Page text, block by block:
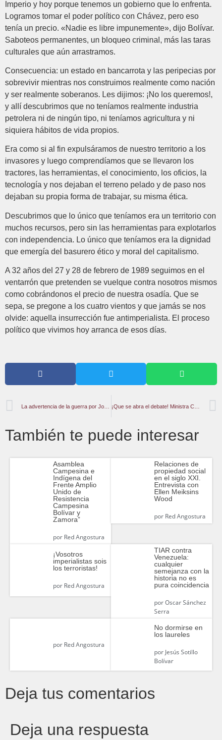
Imperio y hoy porque tenemos un gobierno que lo enfrenta.
Logramos tomar el poder político con Chávez, pero eso
tenía un precio. «Nadie es libre impunemente», dijo Bolívar.
Saboteos permanentes, un bloqueo criminal, más las taras
culturales que aún arrastramos.
Consecuencia: un estado en bancarrota y las peripecias por
sobrevivir mientras nos construimos realmente como nación
y ser realmente soberanos. Les dijimos: ¡No los queremos!,
y allí descubrimos que no teníamos realmente industria
petrolera ni de ningún tipo, ni teníamos agricultura y ni
siquiera hábitos de vida propios.
Era como si al fin expulsáramos de nuestro territorio a los
invasores y luego comprendíamos que se llevaron los
tractores, las herramientas, el conocimiento, los oficios, la
tecnología y nos dejaban el terreno pelado y de paso nos
dejaban su propia forma de trabajar, su misma ética.
Descubrimos que lo único que teníamos era un territorio con
muchos recursos, pero sin las herramientas para explotarlos
con independencia. Lo único que teníamos era la dignidad
que emergía del basurero ético y moral del capitalismo.
A 32 años del 27 y 28 de febrero de 1989 seguimos en el
ventarrón que pretenden se vuelque contra nosotros mismos
como cobrándonos el precio de nuestra osadía. Que se
sepa, se pregone a los cuatro vientos y que jamás se nos
olvide: aquella insurrección fue antimperialista. El proceso
político que vivimos hoy arranca de esos días.
¡Que se abra el debate!⁣ Ministra Carolys Pérez celebra espacio para la mujer en la sesión de la AN
También te puede interesar
Asamblea
Campesina e
Indígena del
Frente Amplio
Unido de
Resistencia
Campesina
Bolívar y
Zamora”
porRed Angostura
Relaciones de
propiedad social
en el siglo XXI.
Entrevista con
Ellen Meiksins
Wood
porRed Angostura
¡Vosotros
imperialistas sois
los terroristas!
porRed Angostura
TIAR contra
Venezuela:
cualquier
semejanza con la
historia no es
pura coincidencia
porOscar Sánchez
Serra
porRed Angostura
No dormirse en
los laureles
porJesús Sotillo
Bolívar
Deja tus comentarios
Deja una respuesta